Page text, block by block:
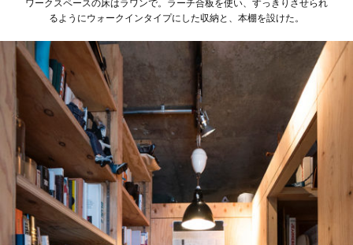
ワークスペースの床はラワンで。ラーチ合板を使い、すっきりさせられ
るようにウォークインタイプにした収納と、本棚を設けた。